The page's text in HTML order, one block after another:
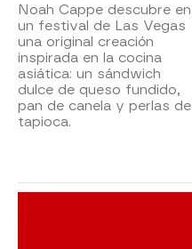
Noah Cappe descubre en
un festival de Las Vegas
una original creación
inspirada en la cocina
asiática: un sándwich
dulce de queso fundido,
pan de canela y perlas de
tapioca.